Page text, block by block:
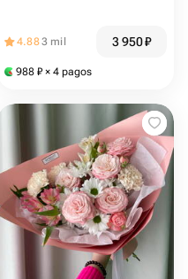
4.883 mil 3 950₽
988 ₽ × 4 pagos